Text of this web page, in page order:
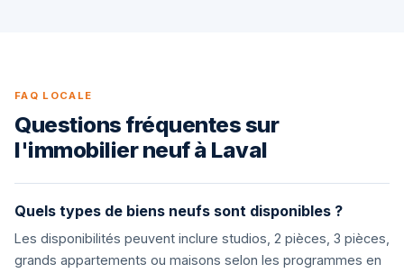
FAQ LOCALE
Questions fréquentes sur
l'immobilier neuf à Laval
Quels types de biens neufs sont disponibles ?
Les disponibilités peuvent inclure studios, 2 pièces, 3 pièces,
grands appartements ou maisons selon les programmes en